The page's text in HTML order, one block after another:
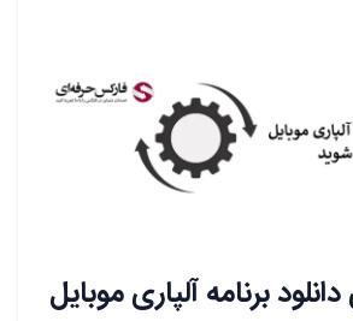
برنامه آلپاری موبایل